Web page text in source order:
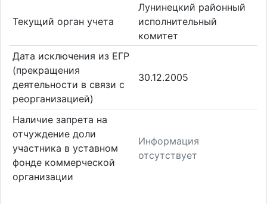
Текущий орган учета
Лунинецкий районный
исполнительный
комитет
Дата исключения из ЕГР
(прекращения
деятельности в связи с
реорганизацией)
30.12.2005
Наличие запрета на
отчуждение доли
участника в уставном
фонде коммерческой
организации
Информация
отсутствует